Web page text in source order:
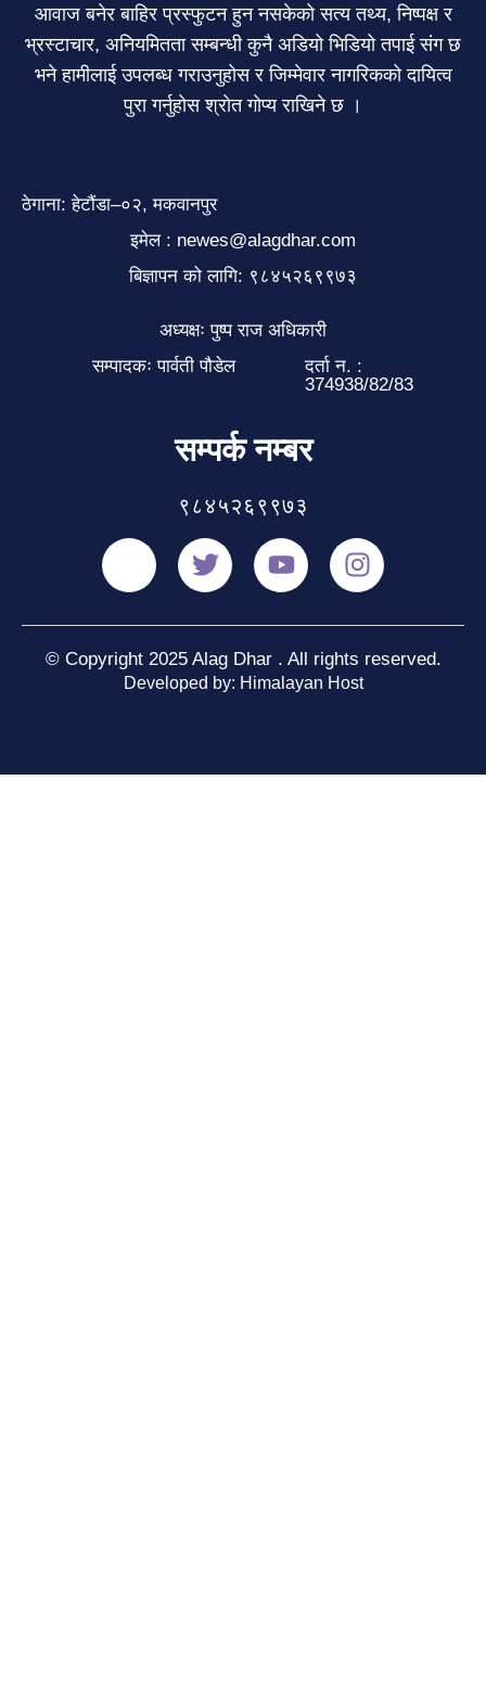
आवाज बनेर बाहिर प्रस्फुटन हुन नसकेको सत्य तथ्य, निष्पक्ष र
भ्रस्टाचार, अनियमितता सम्बन्धी कुनै अडियो भिडियो तपाई संग छ
भने हामीलाई उपलब्ध गराउनुहोस र जिम्मेवार नागरिकको दायित्व
पुरा गर्नुहोस श्रोत गोप्य राखिने छ ।
ठेगाना: हेटौंडा–०२, मकवानपुर
इमेल : newes@alagdhar.com
बिज्ञापन को लागि: ९८४५२६९९७३
अध्यक्षः पुष्प राज अधिकारी
सम्पादकः पार्वती पौडेल
दर्ता न. :
374938/82/83
सम्पर्क नम्बर
९८४५२६९९७३
© Copyright 2025 Alag Dhar . All rights reserved.
Developed by: Himalayan Host